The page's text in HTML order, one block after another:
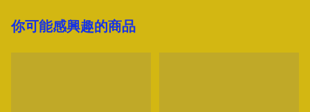
你可能感興趣的商品